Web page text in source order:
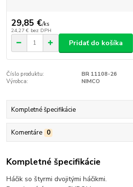
29,85 €/ks
24,27 € bez DPH
Pridať do košíka
Číslo produktu:
BR 11108-26
Výrobca:
NIMCO
Kompletné špecifikácie
Komentáre 0
Kompletné špecifikácie
Háčik so štyrmi dvojitými háčikmi.